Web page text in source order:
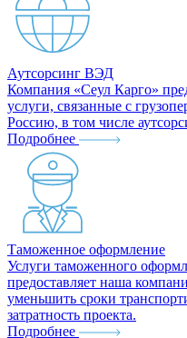
Аутсорсинг ВЭД
Компания «Сеул Карго»
услуги, связанные с
Россию, в том числе
Подробнее
Таможенное оформление
Услуги таможенного
предоставляет наша
уменьшить сроки
затратность проекта.
Подробнее